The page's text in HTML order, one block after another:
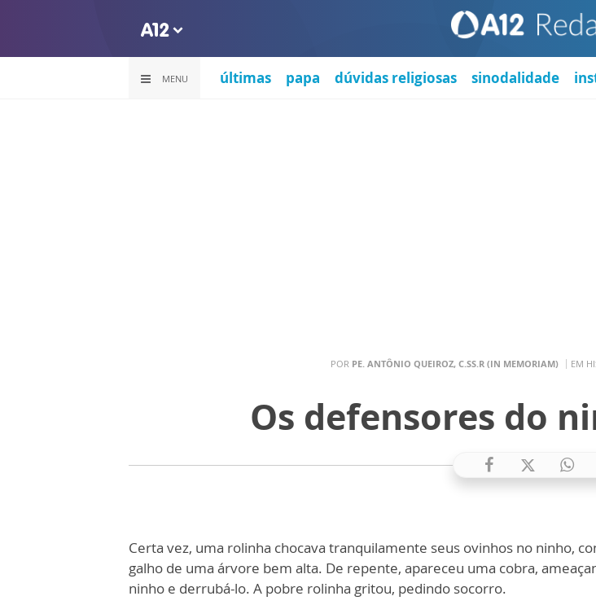
MENU últimas papa dúvidas religiosas sinodalidade
POR PE. ANTÔNIO QUEIROZ, C.SS.R (IN MEMORIAM) EM
Os defensores do
Certa vez, uma rolinha chocava tranquilamente seus ovinhos no ninho,
galho de uma árvore bem alta. De repente, apareceu uma cobra,
ninho e derrubá-lo. A pobre rolinha gritou, pedindo socorro.